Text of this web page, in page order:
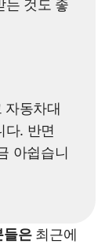
는 것도 좋
자동차대
다. 반면
아쉽습니
들은최근에